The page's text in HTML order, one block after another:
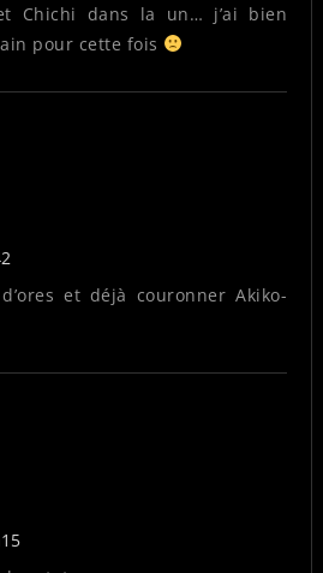
Chichi dans la un… j’ai bien
pour cette fois
et déjà couronner Akiko-